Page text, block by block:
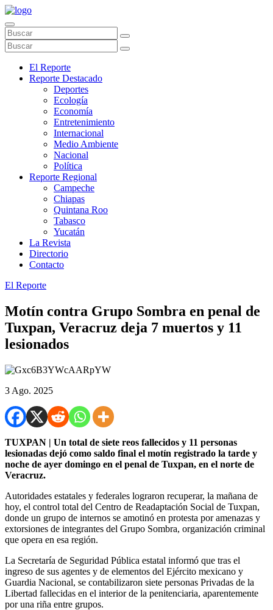
El Reporte
Reporte Destacado
Deportes
Ecología
Economía
Entretenimiento
Internacional
Medio Ambiente
Nacional
Política
Reporte Regional
Campeche
Chiapas
Quintana Roo
Tabasco
Yucatán
La Revista
Directorio
Contacto
El Reporte
Motín contra Grupo Sombra en penal de
Tuxpan, Veracruz deja 7 muertos y 11
lesionados
3 Ago. 2025
TUXPAN | Un total de siete reos fallecidos y 11 personas
lesionadas dejó como saldo final el motín registrado la tarde y
noche de ayer domingo en el penal de Tuxpan, en el norte de
Veracruz.
Autoridades estatales y federales lograron recuperar, la mañana de
hoy, el control total del Centro de Readaptación Social de Tuxpan,
donde un grupo de internos se amotinó en protesta por amenazas y
extorsiones de integrantes del Grupo Sombra, organización criminal
que opera en esa región.
La Secretaría de Seguridad Pública estatal informó que tras el
ingreso de sus agentes y de elementos del Ejército mexicano y
Guardia Nacional, se contabilizaron siete personas Privadas de la
Libertad fallecidas en el interior de la penitenciaria, aparentemente
por una riña entre grupos.